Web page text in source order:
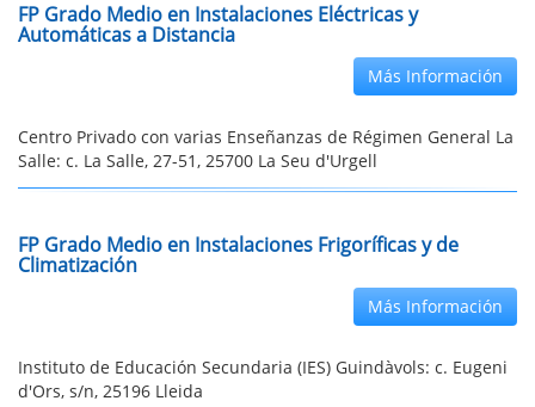
FP Grado Medio en Instalaciones Eléctricas y
Automáticas a Distancia
Más Información
Centro Privado con varias Enseñanzas de Régimen General La
Salle: c. La Salle, 27-51, 25700 La Seu d'Urgell
FP Grado Medio en Instalaciones Frigoríficas y de
Climatización
Más Información
Instituto de Educación Secundaria (IES) Guindàvols: c. Eugeni
d'Ors, s/n, 25196 Lleida